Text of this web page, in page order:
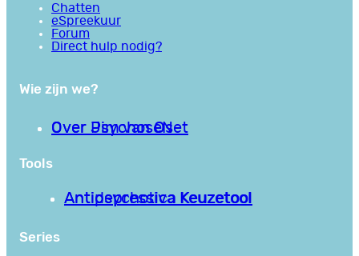
Chatten
eSpreekuur
Forum
Direct hulp nodig?
Wie zijn we?
Over PsychoseNet
Over Jim van Os
Tools
Antipsychotica Keuzetool
Antidepressiva Keuzetool
Series